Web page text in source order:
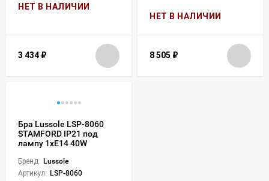
НЕТ В НАЛИЧИИ
3 434 ₽
НЕТ В НАЛИЧИИ
8 505 ₽
Бра Lussole LSP-8060
STAMFORD IP21 под
лампу 1xE14 40W
Бренд: Lussole
Артикул: LSP-8060